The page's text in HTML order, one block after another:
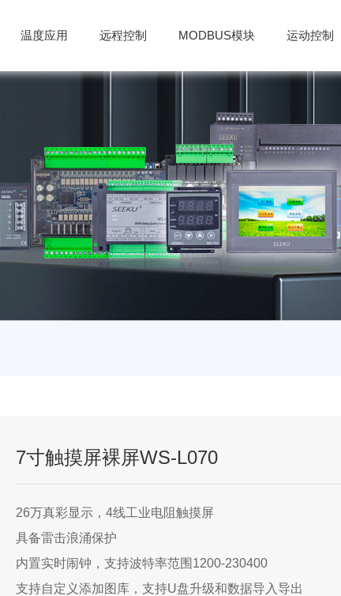
温度应用 远程控制 MODBUS模块 运动控制
7寸触摸屏裸屏WS-L070
26万真彩显示，4线工业电阻触摸屏
具备雷击浪涌保护
内置实时闹钟，支持波特率范围1200-230400
支持自定义添加图库，支持U盘升级和数据导入导出